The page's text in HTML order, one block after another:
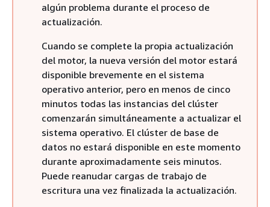
algún problema durante el proceso de
actualización.
Cuando se complete la propia actualización
del motor, la nueva versión del motor estará
disponible brevemente en el sistema
operativo anterior, pero en menos de cinco
minutos todas las instancias del clúster
comenzarán simultáneamente a actualizar el
sistema operativo. El clúster de base de
datos no estará disponible en este momento
durante aproximadamente seis minutos.
Puede reanudar cargas de trabajo de
escritura una vez finalizada la actualización.